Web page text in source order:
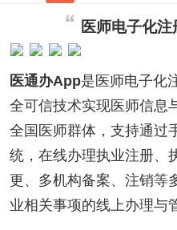
医师电子化
医通办App是医师电子化
全可信技术实现医师信息
全国医师群体，支持通过
统，在线办理执业注册、
更、多机构备案、注销等
业相关事项的线上办理与